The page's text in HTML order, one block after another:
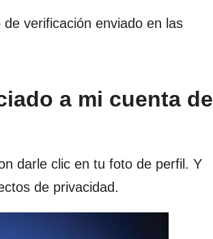
verificación enviado en las
a mi cuenta de
darle clic en tu foto de perfil. Y
de privacidad.